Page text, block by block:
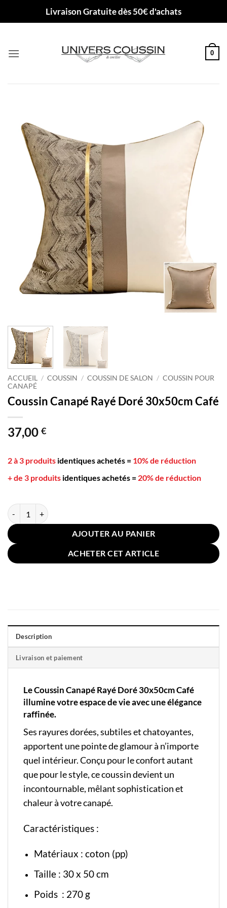
Livraison Gratuite dès 50€ d'achats
0
ACCUEIL / COUSSIN / COUSSIN DE SALON / COUSSIN POUR
CANAPÉ
Coussin Canapé Rayé Doré 30x50cm Café
37,00 €
2 à 3 produits identiques achetés = 10% de réduction
+ de 3 produits identiques achetés = 20% de réduction
quantité de Coussin Canapé Rayé Doré 30x50cm Café
AJOUTER AU PANIER
ACHETER CET ARTICLE
Description
Livraison et paiement
LeCoussin CanapéRayé Doré 30x50cm Café
illumine votre espace de vie avec une élégance
raffinée.
Ses rayures dorées, subtiles et chatoyantes,
apportent une pointe de glamour à n’importe
quel intérieur. Conçu pour le confort autant
que pour le style, ce coussin devient un
incontournable, mêlant sophistication et
chaleur à votre canapé.
Caractéristiques :
Matériaux : coton (pp)
Taille : 30 x 50 cm
Poids : 270 g